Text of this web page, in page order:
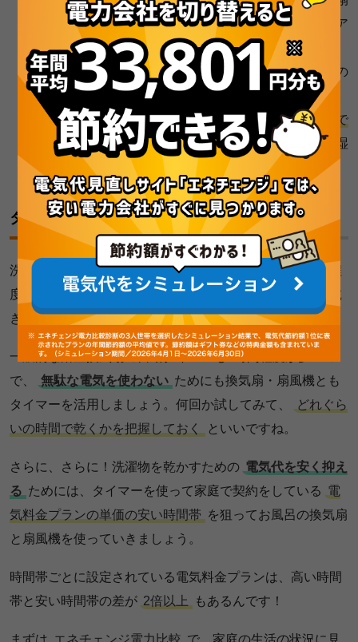
が天井に設置されていいる場合には、開けた入り口ドア
のところで大丈夫です。
お風呂の窓を開けると余計な湿気が入ってきてしまうの
で、窓は閉めてくださいね。
洗濯物の下から風があたる方があたるよう、
低い位置で
首振り をして、まんべんなく洗濯物に風を当てつつ、湿
気を換気扇に送りましょう。
タイマー機能を上手に活用しましょう
洗濯物のや気温、浴室の大きさにもよりますが、生乾き程
度の洗濯物なら、だいたい
2～3時間
もあればカラッと乾
きます。
一般的な浴室換気扇の自動タイマーも3時間程度が多いの
で、
無駄な電気を使わない ためにも換気扇・扇風機とも
タイマーを活用しましょう。何回か試してみて、
どれぐら
いの時間で乾くかを把握しておく
といいですね。
さらに、さらに！洗濯物を乾かすための 電気代を安く抑え
る ためには、タイマーを使って家庭で契約をしている 電
気料金プランの単価の安い時間帯 を狙ってお風呂の換気扇
と扇風機を使っていきましょう。
時間帯ごとに設定されている電気料金プランは、高い時間
帯と安い時間帯の差が 2倍以上 もあるんです！
まずは エネチェンジ電力比較 で、家庭の生活の状況に見